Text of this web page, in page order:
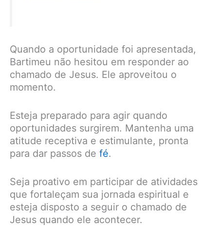
Quando a oportunidade foi apresentada,
Bartimeu não hesitou em responder ao
chamado de Jesus. Ele aproveitou o
momento.
Esteja preparado para agir quando
oportunidades surgirem. Mantenha uma
atitude receptiva e estimulante, pronta
para dar passos de fé.
Seja proativo em participar de atividades
que fortaleçam sua jornada espiritual e
esteja disposto a seguir o chamado de
Jesus quando ele acontecer.